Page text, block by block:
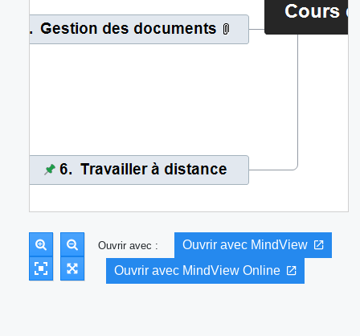
Ouvrir avec :
Ouvrir avec MindView
Ouvrir avec MindView Online